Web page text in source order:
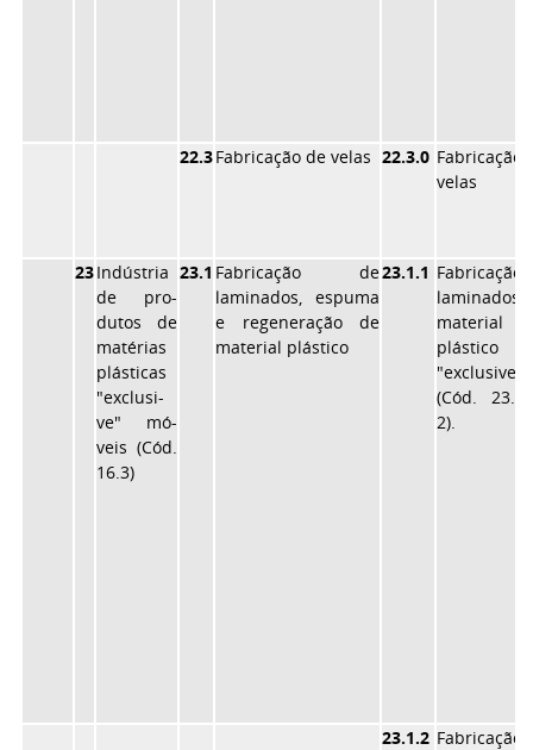
22.3Fabricação de velas 22.3.0
velas
23Indústria
de pro-
dutos de
matérias
plásticas
"exclusi-
ve" mó-
veis (Cód.
16.3)
23.1 Fabricação de
laminados, espuma
e regeneração de
material plástico
23.1.1
material
plástico
(Cód.
2).
23.1.2